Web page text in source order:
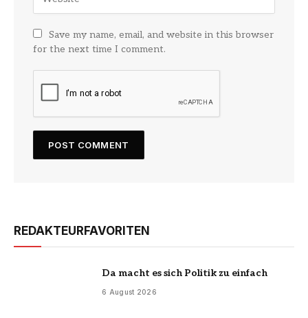
Save my name, email, and website in this browser
for the next time I comment.
REDAKTEURFAVORITEN
Da macht es sich Politik zu einfach
6 August 2026